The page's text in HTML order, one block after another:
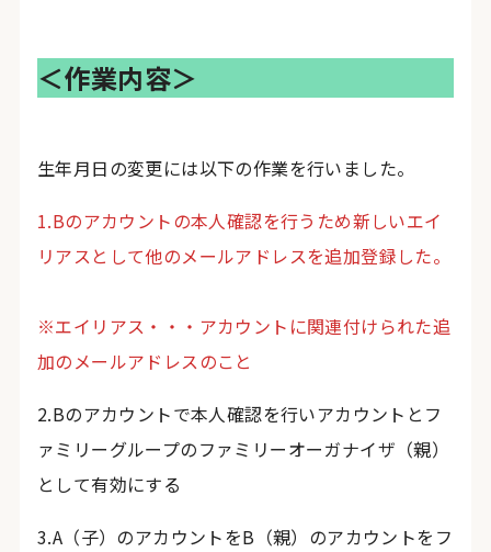
＜作業内容＞
生年月日の変更には以下の作業を行いました。
1.Bのアカウントの本人確認を行うため新しいエイ
リアスとして他のメールアドレスを追加登録した。
※エイリアス・・・アカウントに関連付けられた追
加のメールアドレスのこと
2.Bのアカウントで本人確認を行いアカウントとフ
ァミリーグループのファミリーオーガナイザ（親）
として有効にする
3.A（子）のアカウントをB（親）のアカウントをフ